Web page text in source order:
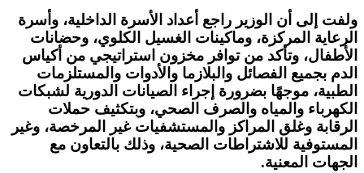
ولفت إلى أن الوزير راجع أعداد الأسرة الداخلية، وأسرة
الرعاية المركزة، وماكينات الغسيل الكلوي، وحضانات
الأطفال، وتأكد من توافر مخزون استراتيجي من أكياس
الدم بجميع الفصائل والبلازما والأدوات والمستلزمات
الطبية، موجهًا بضرورة إجراء الصيانات الدورية لشبكات
الكهرباء والمياه والصرف الصحي، وبتكثيف حملات
الرقابة وغلق المراكز والمستشفيات غير المرخصة، وغير
المستوفية للاشتراطات الصحية، وذلك بالتعاون مع
الجهات المعنية.